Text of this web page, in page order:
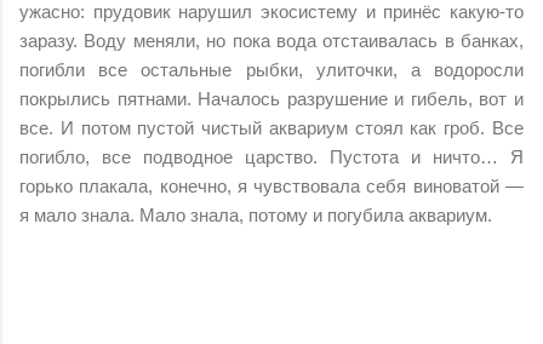
ужасно: прудовик нарушил экосистему и принёс какую-то
заразу. Воду меняли, но пока вода отстаивалась в банках,
погибли все остальные рыбки, улиточки, а водоросли
покрылись пятнами. Началось разрушение и гибель, вот и
все. И потом пустой чистый аквариум стоял как гроб. Все
погибло, все подводное царство. Пустота и ничто… Я
горько плакала, конечно, я чувствовала себя виноватой —
я мало знала. Мало знала, потому и погубила аквариум.